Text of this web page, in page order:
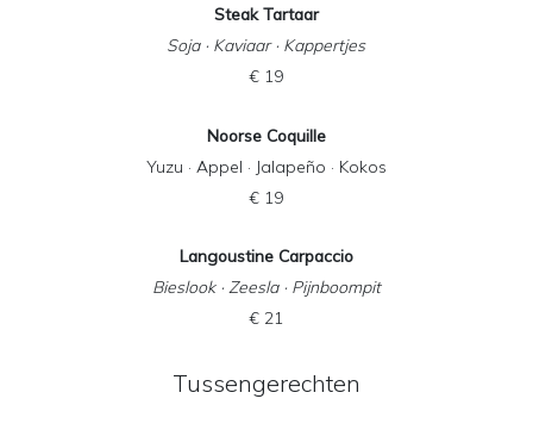
Steak Tartaar
Soja · Kaviaar · Kappertjes
€ 19
Noorse Coquille
Yuzu · Appel · Jalapeño · Kokos
€ 19
Langoustine Carpaccio
Bieslook · Zeesla · Pijnboompit
€ 21
Tussengerechten